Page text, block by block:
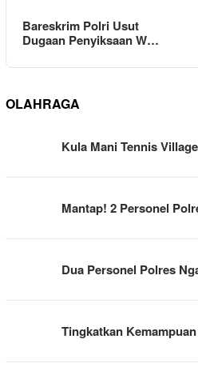
Bareskrim Polri Usut
Dugaan Penyiksaan W…
OLAHRAGA
Kula Mani Tennis
Mantap! 2 Personel
Dua Personel Polres
Tingkatkan